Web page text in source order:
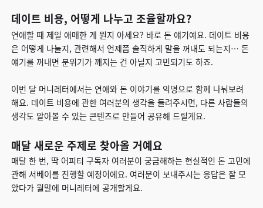
데이트 비용, 어떻게 나누고 조율할까요?
연애할 때 제일 애매한 게 뭔지 아세요? 바로 돈 얘기예요. 데이트 비용
은 어떻게 나눌지, 관련해서 언제쯤 솔직하게 말을 꺼내도 되는지… 돈
얘기를 꺼내면 분위기가 깨지는 건 아닐지 고민되기도 하죠.
이번 달 머니레터에서는 연애와 돈 이야기를 익명으로 함께 나눠보려
해요. 데이트 비용에 관한 여러분의 생각을 들려주시면, 다른 사람들의
생각도 알아볼 수 있는 콘텐츠로 만들어 공유해 드릴게요.
매달 새로운 주제로 찾아올 거예요
매달 한 번, 딱 어피티 구독자 여러분이 궁금해하는 현실적인 돈 고민에
관해 서베이를 진행할 예정이에요. 여러분이 보내주시는 응답은 잘 모
았다가 월말에 머니레터에 공개할게요.